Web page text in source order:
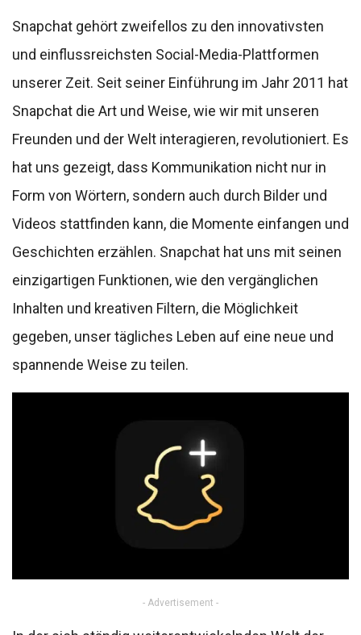
Snapchat gehört zweifellos zu den innovativsten
und einflussreichsten Social-Media-Plattformen
unserer Zeit. Seit seiner Einführung im Jahr 2011 hat
Snapchat die Art und Weise, wie wir mit unseren
Freunden und der Welt interagieren, revolutioniert. Es
hat uns gezeigt, dass Kommunikation nicht nur in
Form von Wörtern, sondern auch durch Bilder und
Videos stattfinden kann, die Momente einfangen und
Geschichten erzählen. Snapchat hat uns mit seinen
einzigartigen Funktionen, wie den vergänglichen
Inhalten und kreativen Filtern, die Möglichkeit
gegeben, unser tägliches Leben auf eine neue und
spannende Weise zu teilen.
- Advertisement -